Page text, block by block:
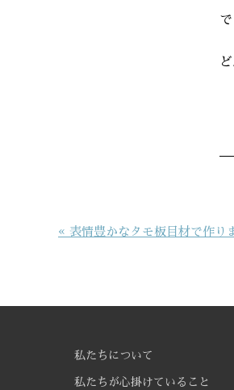
投
« 表情豊かなタモ板目材で作り
私たちについて
私たちが心掛けていること